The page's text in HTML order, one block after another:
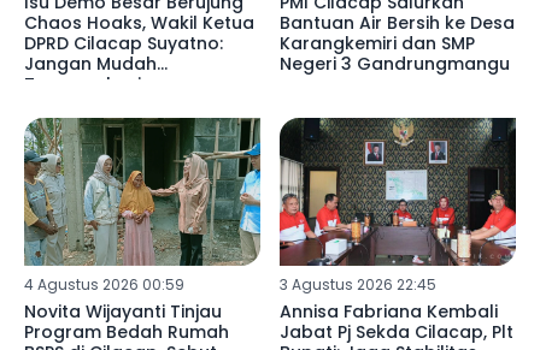
Chaos Hoaks, Wakil Ketua
DPRD Cilacap Suyatno:
Jangan Mudah
Terprovokasi
Bantuan Air Bersih ke Desa
Karangkemiri dan SMP
Negeri 3 Gandrungmangu
4 Agustus 2026 00:59
Novita Wijayanti Tinjau
Program Bedah Rumah
3 Agustus 2026 22:45
Annisa Fabriana Kembali
Jabat Pj Sekda Cilacap, Plt